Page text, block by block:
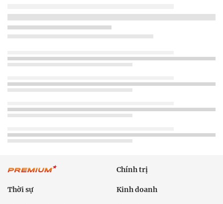
Chính trị
Thời sự Kinh doanh
Đời sống Văn hóa - Giải trí
Sức khỏe Công nghệ